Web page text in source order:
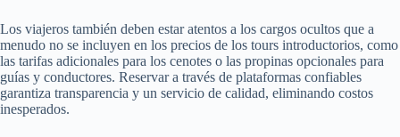
Los viajeros también deben estar atentos a los cargos ocultos que a
menudo no se incluyen en los precios de los tours introductorios, como
las tarifas adicionales para los cenotes o las propinas opcionales para
guías y conductores. Reservar a través de plataformas confiables
garantiza transparencia y un servicio de calidad, eliminando costos
inesperados.